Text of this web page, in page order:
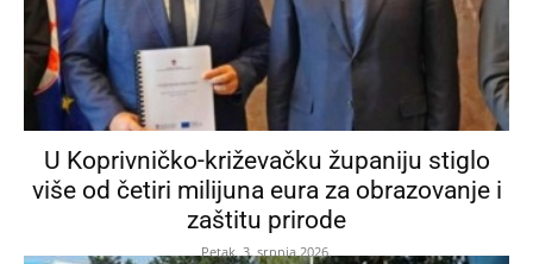
U Koprivničko-križevačku županiju stiglo
više od četiri milijuna eura za obrazovanje i
zaštitu prirode
Petak, 3. srpnja 2026.